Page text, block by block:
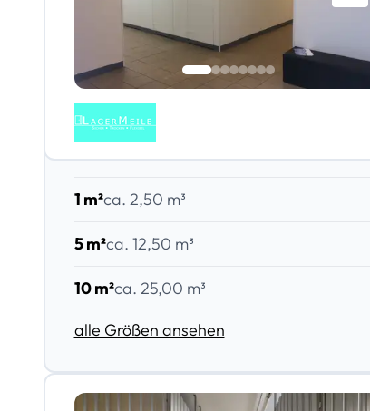
1 m²ca. 2,50 m³
5 m²ca. 12,50 m³
10 m²ca. 25,00 m³
alle Größen ansehen